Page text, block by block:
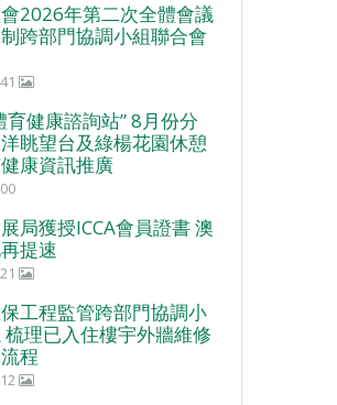
2026年第二次全體會議
跨部門協調小組聯合會
育健康諮詢站” 8月份分
眺望台及綠楊花園休憩
康資訊推廣
局獲授ICCA會員證書 澳
提速
工程監管跨部門協調小
理已入住樓宇外牆維修
程